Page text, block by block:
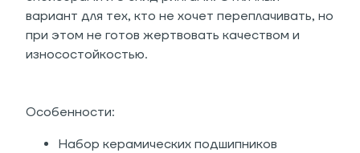
вариант для тех, кто не хочет переплачивать, но
при этом не готов жертвовать качеством и
износостойкостью.
Особенности:
Набор керамических подшипников